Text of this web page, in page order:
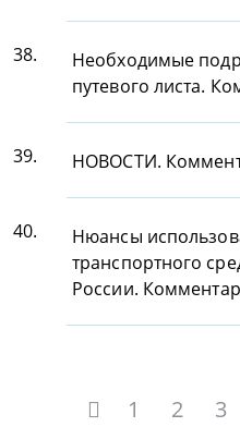
38.
Необходимые
путевого листа.
39. НОВОСТИ.
40.
Нюансы
транспортного
России.
1 2 3